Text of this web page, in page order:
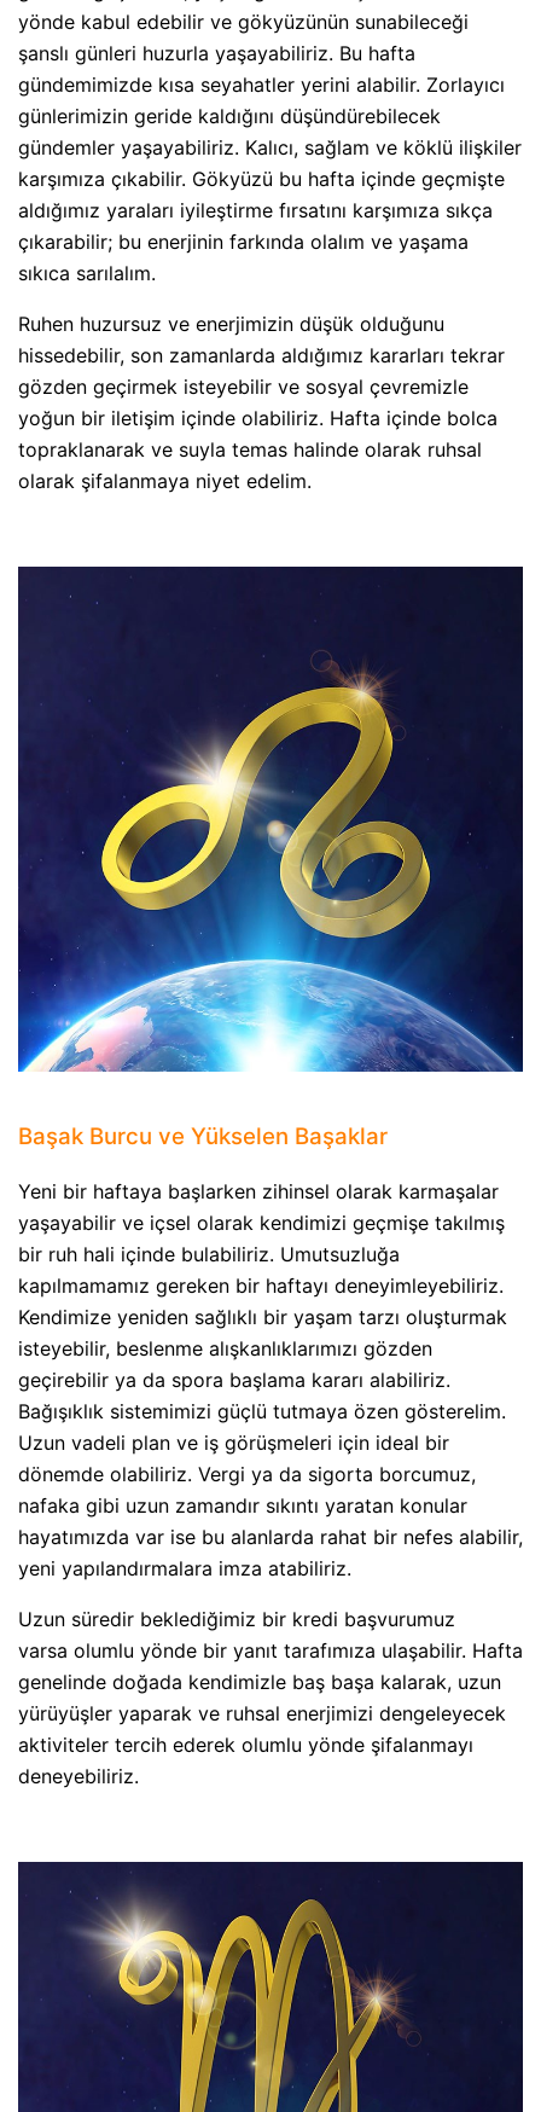
yönde kabul edebilir ve gökyüzünün sunabileceği
şanslı günleri huzurla yaşayabiliriz. Bu hafta
gündemimizde kısa seyahatler yerini alabilir. Zorlayıcı
günlerimizin geride kaldığını düşündürebilecek
gündemler yaşayabiliriz. Kalıcı, sağlam ve köklü ilişkiler
karşımıza çıkabilir. Gökyüzü bu hafta içinde geçmişte
aldığımız yaraları iyileştirme fırsatını karşımıza sıkça
çıkarabilir; bu enerjinin farkında olalım ve yaşama
sıkıca sarılalım.
Ruhen huzursuz ve enerjimizin düşük olduğunu
hissedebilir, son zamanlarda aldığımız kararları tekrar
gözden geçirmek isteyebilir ve sosyal çevremizle
yoğun bir iletişim içinde olabiliriz. Hafta içinde bolca
topraklanarak ve suyla temas halinde olarak ruhsal
olarak şifalanmaya niyet edelim.
Başak Burcu ve Yükselen Başaklar
Yeni bir haftaya başlarken zihinsel olarak karmaşalar
yaşayabilir ve içsel olarak kendimizi geçmişe takılmış
bir ruh hali içinde bulabiliriz. Umutsuzluğa
kapılmamamız gereken bir haftayı deneyimleyebiliriz.
Kendimize yeniden sağlıklı bir yaşam tarzı oluşturmak
isteyebilir, beslenme alışkanlıklarımızı gözden
geçirebilir ya da spora başlama kararı alabiliriz.
Bağışıklık sistemimizi güçlü tutmaya özen gösterelim.
Uzun vadeli plan ve iş görüşmeleri için ideal bir
dönemde olabiliriz. Vergi ya da sigorta borcumuz,
nafaka gibi uzun zamandır sıkıntı yaratan konular
hayatımızda var ise bu alanlarda rahat bir nefes alabilir,
yeni yapılandırmalara imza atabiliriz.
Uzun süredir beklediğimiz bir kredi başvurumuz
varsa olumlu yönde bir yanıt tarafımıza ulaşabilir. Hafta
genelinde doğada kendimizle baş başa kalarak, uzun
yürüyüşler yaparak ve ruhsal enerjimizi dengeleyecek
aktiviteler tercih ederek olumlu yönde şifalanmayı
deneyebiliriz.